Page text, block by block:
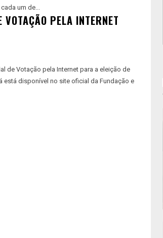
de cada um de...
PELA INTERNET
de Votação pela Internet para a eleição de
está disponível no site oficial da Fundação e